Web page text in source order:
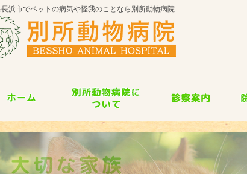
浜市でペットの病気や怪我のことなら別所動物病院